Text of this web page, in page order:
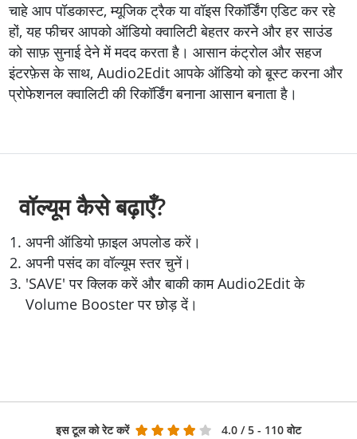
चाहे आप पॉडकास्ट, म्यूजिक ट्रैक या वॉइस रिकॉर्डिंग एडिट कर रहे
हों, यह फीचर आपको ऑडियो क्वालिटी बेहतर करने और हर साउंड
को साफ़ सुनाई देने में मदद करता है। आसान कंट्रोल और सहज
इंटरफ़ेस के साथ, Audio2Edit आपके ऑडियो को बूस्ट करना और
प्रोफेशनल क्वालिटी की रिकॉर्डिंग बनाना आसान बनाता है।
वॉल्यूम कैसे बढ़ाएँ?
अपनी ऑडियो फ़ाइल अपलोड करें।
अपनी पसंद का वॉल्यूम स्तर चुनें।
'SAVE' पर क्लिक करें और बाकी काम Audio2Edit के
Volume Booster पर छोड़ दें।
इस टूल को रेट करें 4.0 / 5 - 110 वोट